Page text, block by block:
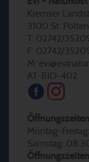
Kremser
3100 St. Pölten
T: 02742/
F: 02742/
M:
AT-BIO-402
Montag-
Samstag: